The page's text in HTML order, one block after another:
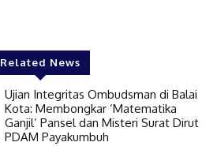
Related News
Ujian Integritas Ombudsman di Balai
Kota: Membongkar ‘Matematika
Ganjil’ Pansel dan Misteri Surat Dirut
PDAM Payakumbuh